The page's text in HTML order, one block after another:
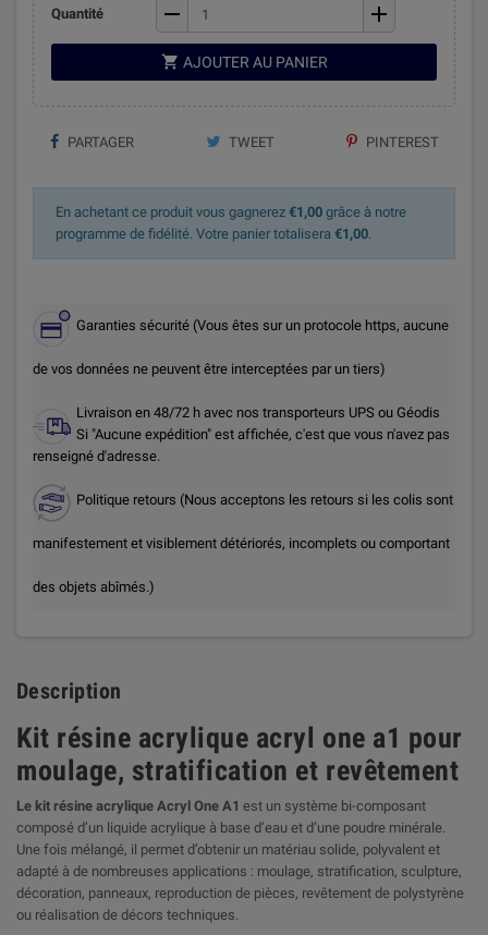
Quantité remove add
 AJOUTER AU PANIER
PARTAGER TWEET PINTEREST
En achetant ce produit vous gagnerez €1,00 grâce à notre
programme de fidélité. Votre panier totalisera €1,00.
Garanties sécurité (Vous êtes sur un protocole https, aucune
de vos données ne peuvent être interceptées par un tiers)
Livraison en 48/72 h avec nos transporteurs UPS ou Géodis
Si "Aucune expédition" est affichée, c'est que vous n'avez pas
renseigné d'adresse.
Politique retours (Nous acceptons les retours si les colis sont
manifestement et visiblement détériorés, incomplets ou comportant
des objets abîmés.)
Description
Kit résine acrylique acryl one a1 pour
moulage, stratification et revêtement
Le kit résine acrylique Acryl One A1 est un système bi-composant
composé d’un liquide acrylique à base d’eau et d’une poudre minérale.
Une fois mélangé, il permet d’obtenir un matériau solide, polyvalent et
adapté à de nombreuses applications : moulage, stratification, sculpture,
décoration, panneaux, reproduction de pièces, revêtement de polystyrène
ou réalisation de décors techniques.